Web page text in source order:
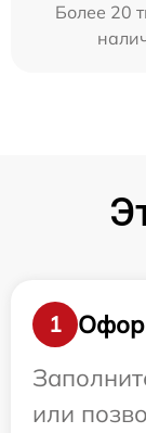
Более 20
1
или